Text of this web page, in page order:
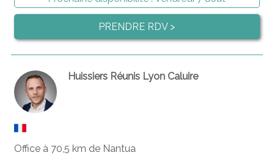
PRENDRE RDV >
Huissiers Réunis Lyon Caluire
Office à 70,5 km de Nantua